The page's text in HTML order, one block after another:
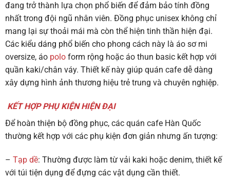
đang trở thành lựa chọn phổ biến để đảm bảo tính đồng
nhất trong đội ngũ nhân viên. Đồng phục unisex không chỉ
mang lại sự thoải mái mà còn thể hiện tinh thần hiện đại.
Các kiểu dáng phổ biến cho phong cách này là áo sơ mi
oversize, áo polo form rộng hoặc áo thun basic kết hợp với
quần kaki/chân váy. Thiết kế này giúp quán cafe dễ dàng
xây dựng hình ảnh thương hiệu trẻ trung và chuyên nghiệp.
KẾT HỢP PHỤ KIỆN HIỆN ĐẠI
Để hoàn thiện bộ đồng phục, các quán cafe Hàn Quốc
thường kết hợp với các phụ kiện đơn giản nhưng ấn tượng:
– Tạp dề: Thường được làm từ vải kaki hoặc denim, thiết kế
với túi tiện dụng để đựng các vật dụng cần thiết.